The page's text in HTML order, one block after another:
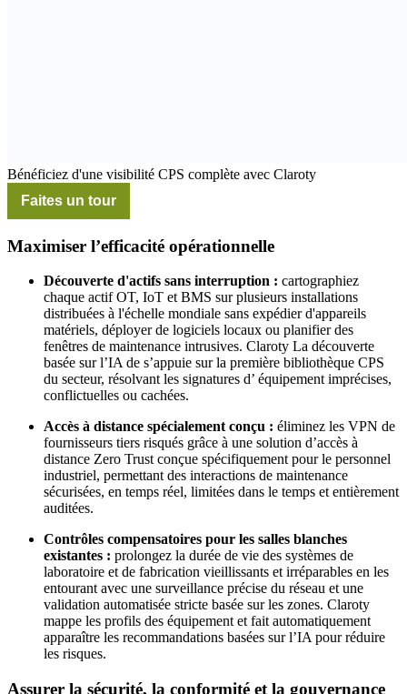
Bénéficiez d'une visibilité CPS complète avec Claroty
Faites un tour
Maximiser l’efficacité opérationnelle
Découverte d'actifs sans interruption : cartographiez
chaque actif OT, IoT et BMS sur plusieurs installations
distribuées à l'échelle mondiale sans expédier d'appareils
matériels, déployer de logiciels locaux ou planifier des
fenêtres de maintenance intrusives. Claroty La découverte
basée sur l’IA de s’appuie sur la première bibliothèque CPS
du secteur, résolvant les signatures d’ équipement imprécises,
conflictuelles ou cachées.
Accès à distance spécialement conçu : éliminez les VPN de
fournisseurs tiers risqués grâce à une solution d’accès à
distance Zero Trust conçue spécifiquement pour le personnel
industriel, permettant des interactions de maintenance
sécurisées, en temps réel, limitées dans le temps et entièrement
auditées.
Contrôles compensatoires pour les salles blanches
existantes : prolongez la durée de vie des systèmes de
laboratoire et de fabrication vieillissants et irréparables en les
entourant avec une surveillance précise du réseau et une
validation automatisée stricte basée sur les zones. Claroty
mappe les profils des équipement et fait automatiquement
apparaître les recommandations basées sur l’IA pour réduire
les risques.
Assurer la sécurité, la conformité et la gouvernance